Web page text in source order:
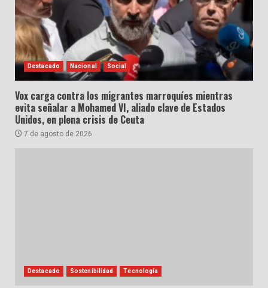
Destacado Nacional Social
Vox carga contra los migrantes marroquíes mientras
evita señalar a Mohamed VI, aliado clave de Estados
Unidos, en plena crisis de Ceuta
7 de agosto de 2026
Destacado Sostenibilidad Tecnología